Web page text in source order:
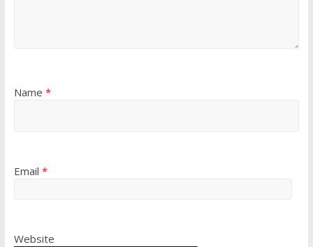
Name *
Email *
Website